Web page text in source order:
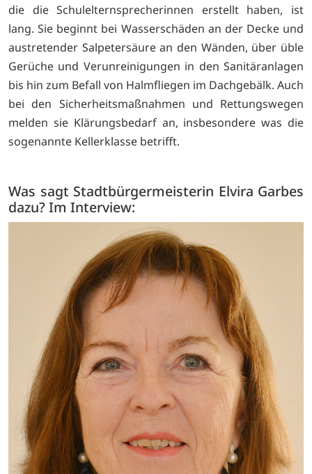
die die Schulelternsprecherinnen erstellt haben, ist
lang. Sie beginnt bei Wasserschäden an der Decke und
austretender Salpetersäure an den Wänden, über üble
Gerüche und Verunreinigungen in den Sanitäranlagen
bis hin zum Befall von Halmfliegen im Dachgebälk. Auch
bei den Sicherheitsmaßnahmen und Rettungswegen
melden sie Klärungsbedarf an, insbesondere was die
sogenannte Kellerklasse betrifft.
Was sagt Stadtbürgermeisterin Elvira Garbes
dazu? Im Interview: